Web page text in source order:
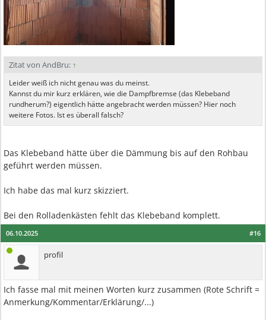
Zitat von AndBru: ↑
Leider weiß ich nicht genau was du meinst.
Kannst du mir kurz erklären, wie die Dampfbremse (das Klebeband
rundherum?) eigentlich hätte angebracht werden müssen? Hier noch
weitere Fotos. Ist es überall falsch?
Das Klebeband hätte über die Dämmung bis auf den Rohbau
geführt werden müssen.
Ich habe das mal kurz skizziert.
Bei den Rolladenkästen fehlt das Klebeband komplett.
#16
06.10.2025
profil
Ich fasse mal mit meinen Worten kurz zusammen (Rote Schrift =
Anmerkung/Kommentar/Erklärung/...)